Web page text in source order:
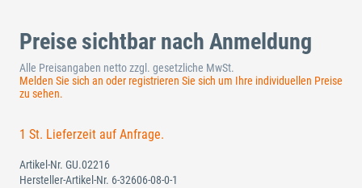
Preise sichtbar nach Anmeldung
Alle Preisangaben netto zzgl. gesetzliche MwSt.
Melden Sie sich an oder registrieren Sie sich um Ihre individuellen Preise
zu sehen.
1 St. Lieferzeit auf Anfrage.
Artikel-Nr. GU.02216
Hersteller-Artikel-Nr. 6-32606-08-0-1